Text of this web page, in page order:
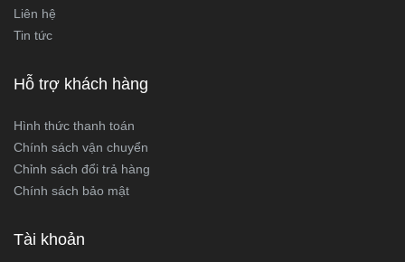
Liên hệ
Tin tức
Hỗ trợ khách hàng
Hình thức thanh toán
Chính sách vận chuyển
Chỉnh sách đổi trả hàng
Chính sách bảo mật
Tài khoản